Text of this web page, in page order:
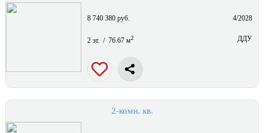
8 740 380 руб. 4/2028
2 эт. / 76.67 м2 ДДУ
2-комн. кв.